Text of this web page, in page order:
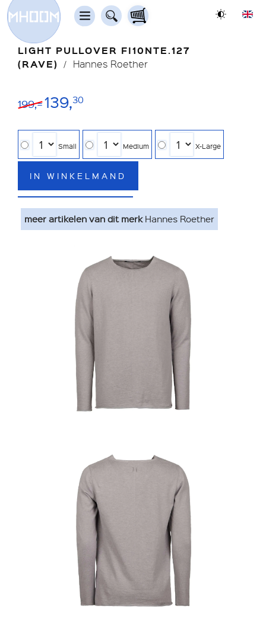
LIGHT PULLOVER FI10NTE.127
(RAVE)
Hannes Roether
199,=139,30
Small Medium X-Large
IN WINKELMAND
meer artikelen van dit merkHannes Roether